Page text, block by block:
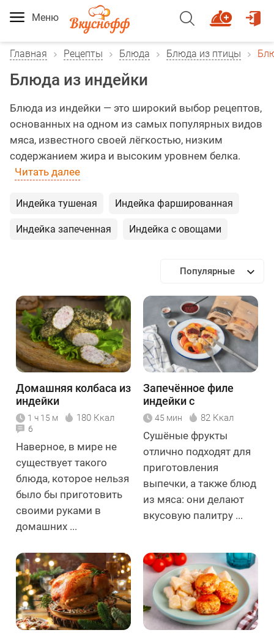
Меню
Главная Рецепты Блюда Блюда из птицы
Блюда из индейки
Блюда из индейки — это широкий выбор рецептов,
основанных на одном из самых популярных видов
мяса, известного своей лёгкостью, низким
содержанием жира и высоким уровнем белка.
Читать далее
Индейка тушеная Индейка фаршированная
Индейка запеченная Индейка с овощами
Популярные
Домашняя колбаса из
индейки
1 ч 15 м 180 Ккал
6
Наверное, в мире не
существует такого
блюда, которое нельзя
было бы приготовить
своими руками в
домашних ...
Запечённое филе
индейки с
сухофруктами
45 мин 82 Ккал
Сушёные фрукты
отлично подходят для
приготовления
выпечки, а также блюд
из мяса: они делают
вкусовую палитру ...